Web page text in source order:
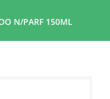
N/PARF 150ML